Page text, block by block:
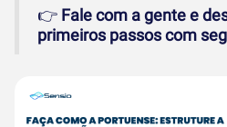
👉 Fale com a gente e
primeiros passos com